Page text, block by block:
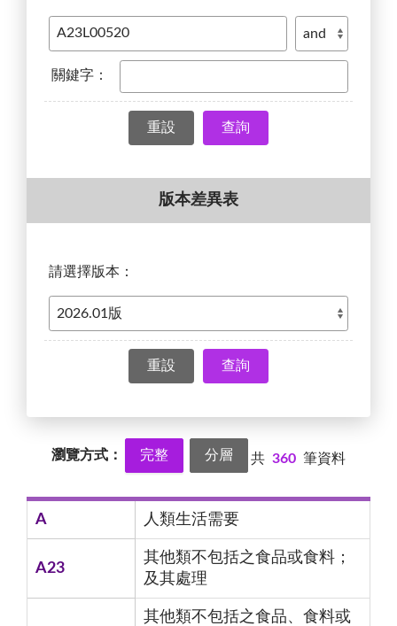
關鍵字：
查詢
版本差異表
請選擇版本：
查詢
瀏覽方式： 完整 分層 共 360 筆資料
A 人類生活需要
A23
其他類不包括之食品或食料；
及其處理
其他類不包括之食品、食料或